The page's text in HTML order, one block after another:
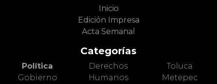
Inicio
Edición Impresa
Acta Semanal
Categorías
Política
Gobierno
Derechos
Humanos
Toluca
Metepec